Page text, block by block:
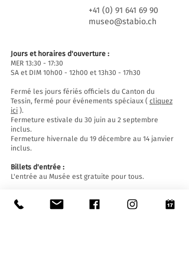
+41 (0) 91 641 69 90
museo@stabio.ch
Jours et horaires d'ouverture :
MER 13:30 - 17:30
SA et DIM 10h00 - 12h00 et 13h30 - 17h30
Fermé les jours fériés officiels du Canton du
Tessin, fermé pour événements spéciaux ( cliquez
ici ).
Fermeture estivale du 30 juin au 2 septembre
inclus.
Fermeture hivernale du 19 décembre au 14 janvier
inclus.
Billets d'entrée :
L'entrée au Musée est gratuite pour tous.
Le Musée est équipé d'un ascenseur (longueur